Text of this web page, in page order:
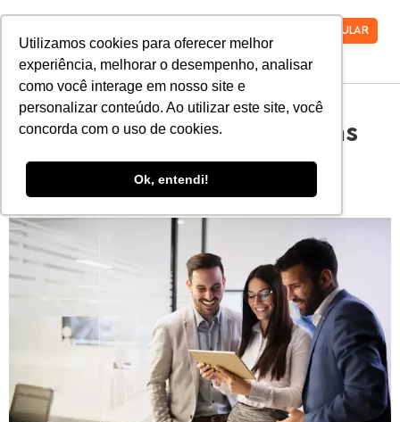
Utilizamos cookies para oferecer melhor
experiência, melhorar o desempenho, analisar
como você interage em nosso site e
personalizar conteúdo. Ao utilizar este site, você
concorda com o uso de cookies.
Ok, entendi!
VESTIBULAR
Conheça as características
profissionais mais
valorizadas pelo mercado